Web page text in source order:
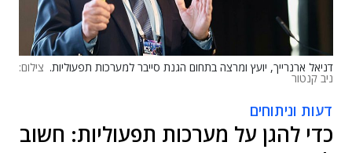
דניאל ארנרייך, יועץ ומרצה בתחום הגנת סייבר למערכות תפעוליות. צילום:
ניב קנטור
דעות וניתוחים
כדי להגן על מערכות תפעוליות: חשוב